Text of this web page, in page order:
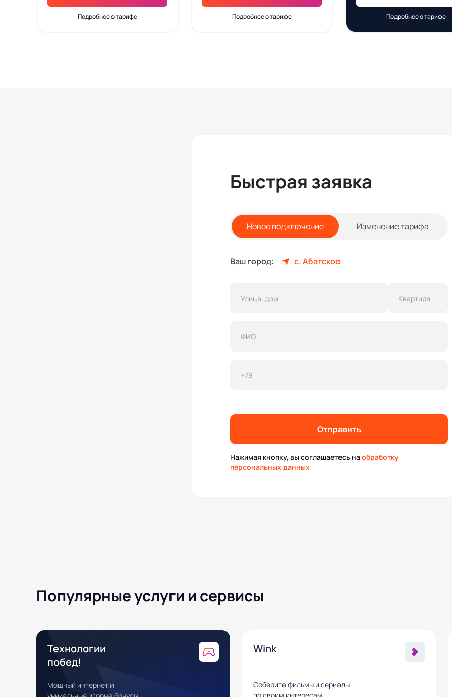
Подробнее о тарифе Подробнее о тарифе Подробнее о тарифе
Быстрая заявка
Новое подключение Изменение тарифа
Ваш город: с. Абатское
Отправить
Нажимая кнопку, вы соглашаетесь наобработку
персональных данных
Популярные услуги и сервисы
Технологии
побед!
Мощный интернет и
Wink
Соберите фильмы и сериалы